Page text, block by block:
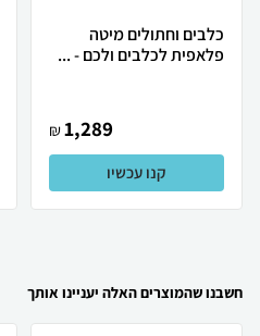
כלבים וחתולים מיטה
פלאפית לכלבים ולכם - ...
1,289
₪
קנו עכשיו
חשבנו שהמוצרים האלה יעניינו אותך